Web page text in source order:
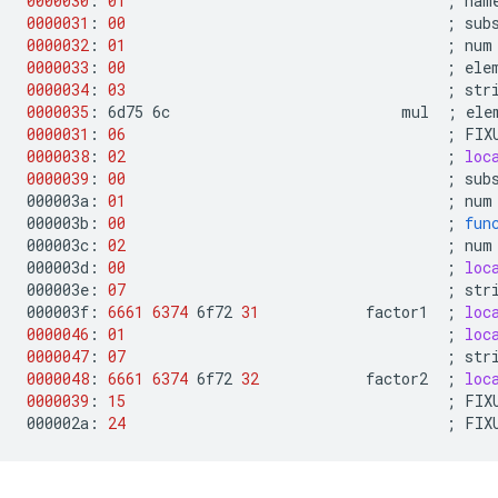
0000031 : 00 ;
0000032 : 01 ; num
0000033 : 00 ;
0000034 : 03 ;
0000035 : 6d75 6c mul ;
0000031 : 06 ;
0000038 : 02 ;
0000039 : 00 ;
000003a: 01 ; num
000003b: 00 ;
000003c: 02 ; num
000003d: 00 ;
000003e: 07 ;
000003f: 6661 6374 6f72 31 factor1 ;
0000046 : 01 ;
0000047 : 07 ;
0000048 : 6661 6374 6f72 32 factor2 ;
0000039 : 15 ;
000002a:
24 ;